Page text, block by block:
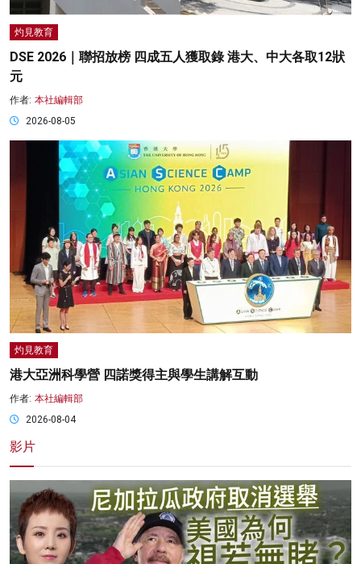
灼見教育
DSE 2026｜聯招放榜 四成五人獲取錄 港大、中大各取12狀
元
作者: 本社編輯部
2026-08-05
灼見教育
港大亞洲科學營 四諾獎得主與學生講解互動
作者: 本社編輯部
2026-08-04
影片